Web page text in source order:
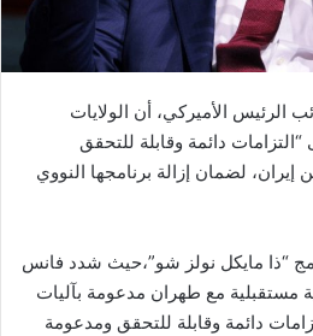
الرئيس الأميركي، أن الولايات
دائمة وقابلة للتحقق
لضمان إزالة برنامجها النووي
“ذا مايكل نولز شو”،حيث شدد فانس
مستقبلية مع طهران مدعومة بآليات
دائمة وقابلة للتحقق ومدعومة